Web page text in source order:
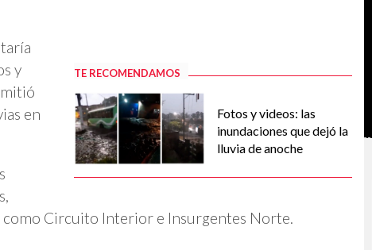
TE RECOMENDAMOS
Fotos y videos: las
inundaciones que dejó la
lluvia de anoche
y
en
Circuito Interior e Insurgentes Norte.